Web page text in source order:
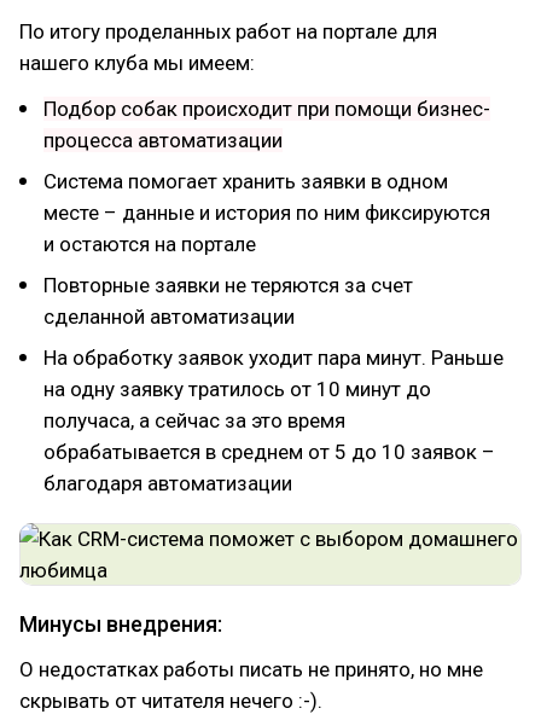
По итогу проделанных работ на портале для
нашего клуба мы имеем:
Подбор собак происходит при помощи бизнес-
процесса автоматизации
Система помогает хранить заявки в одном
месте – данные и история по ним фиксируются
и остаются на портале
Повторные заявки не теряются за счет
сделанной автоматизации
На обработку заявок уходит пара минут. Раньше
на одну заявку тратилось от 10 минут до
получаса, а сейчас за это время
обрабатывается в среднем от 5 до 10 заявок –
благодаря автоматизации
Минусы внедрения:
О недостатках работы писать не принято, но мне
скрывать от читателя нечего :-).